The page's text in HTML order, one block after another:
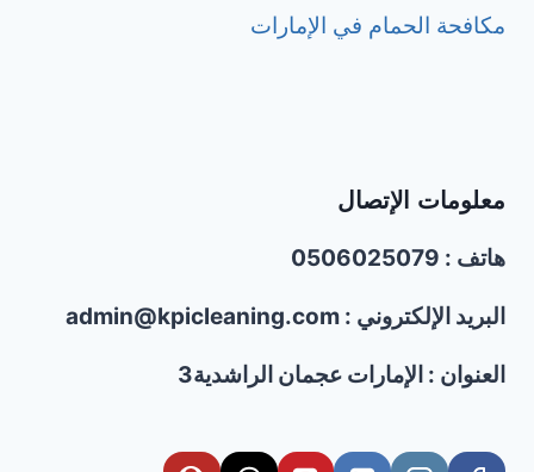
مكافحة الحمام في الإمارات
معلومات الإتصال
هاتف : 0506025079
البريد الإلكتروني : admin@kpicleaning.com
العنوان : الإمارات عجمان الراشدية3